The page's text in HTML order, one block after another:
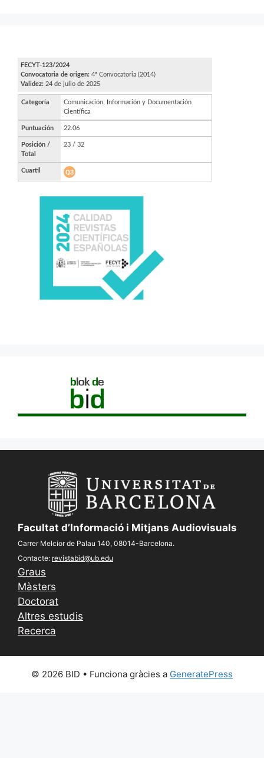
Facultat d’Informació i Mitjans Audiovisuals
Carrer Melcior de Palau 140, 08014-Barcelona.
Contacte: revistabid@ub.edu
Graus
Màsters
Doctorat
Altres estudis
Recerca
© 2026 BID • Funciona gràcies a GeneratePress